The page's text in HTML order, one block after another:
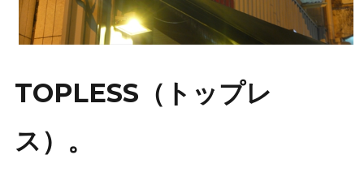
TOPLESS（トップレ
ス）。